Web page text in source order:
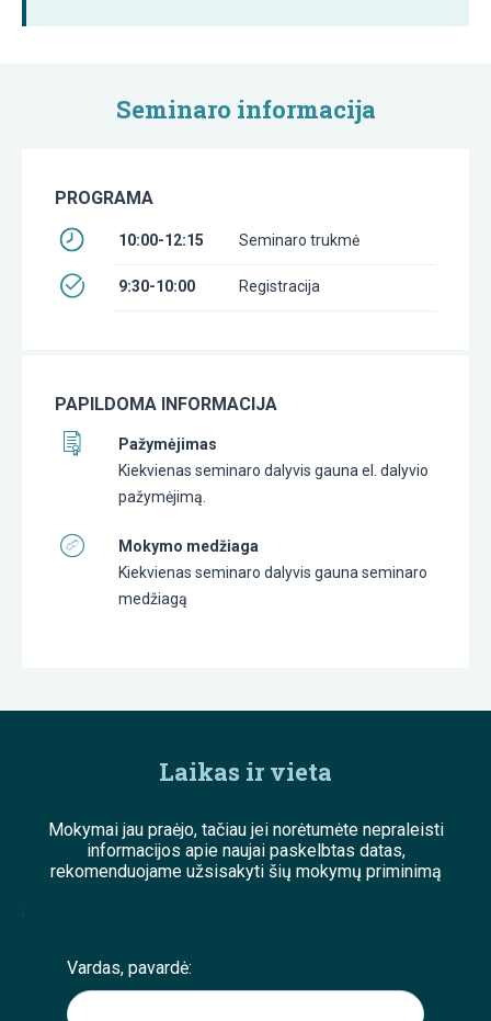
Seminaro informacija
PROGRAMA
10:00-12:15 Seminaro trukmė
9:30-10:00 Registracija
PAPILDOMA INFORMACIJA
Pažymėjimas
Kiekvienas seminaro dalyvis gauna el. dalyvio
pažymėjimą.
Mokymo medžiaga
Kiekvienas seminaro dalyvis gauna seminaro
medžiagą
Laikas ir vieta
Mokymai jau praėjo, tačiau jei norėtumėte nepraleisti
informacijos apie naujai paskelbtas datas,
rekomenduojame užsisakyti šių mokymų priminimą
;
Vardas, pavardė: